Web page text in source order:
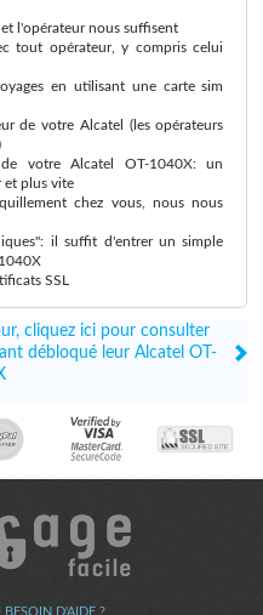
l'opérateur nous suffisent
tout opérateur, y compris celui
en utilisant une carte sim
de votre Alcatel (les opérateurs
votre Alcatel OT-1040X: un
et plus vite
chez vous, nous nous
il suffit d'entrer un simple
SSL
cliquez ici pour consulter
débloqué leur Alcatel OT-